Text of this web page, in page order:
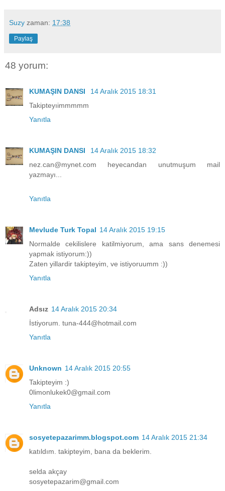
Suzy zaman: 17:38
Paylaş
48 yorum:
KUMAŞIN DANSI
14 Aralık 2015 18:31
Takipteyıimmmmm
Yanıtla
KUMAŞIN DANSI
14 Aralık 2015 18:32
nez.can@mynet.com heyecandan unutmuşum mail
yazmayı...
Yanıtla
Mevlude Turk Topal 14 Aralık 2015 19:15
Normalde cekilislere katilmiyorum, ama sans denemesi
yapmak istiyorum:))
Zaten yillardir takipteyim, ve istiyoruumm :))
Yanıtla
Adsız 14 Aralık 2015 20:34
İstiyorum. tuna-444@hotmail.com
Yanıtla
Unknown 14 Aralık 2015 20:55
Takipteyim :)
0limonlukek0@gmail.com
Yanıtla
sosyetepazarimm.blogspot.com 14 Aralık 2015 21:34
katıldım. takipteyim, bana da beklerim.
selda akçay
sosyetepazarim@gmail.com